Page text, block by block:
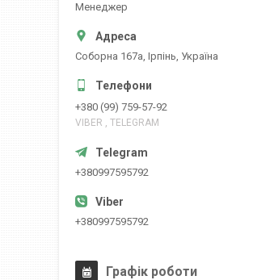
Менеджер
Соборна 167а, Ірпінь, Україна
+380 (99) 759-57-92
VIBER , TELEGRAM
+380997595792
+380997595792
Графік роботи